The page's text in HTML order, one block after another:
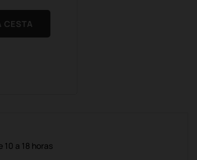
CESTA
10 a 18 horas